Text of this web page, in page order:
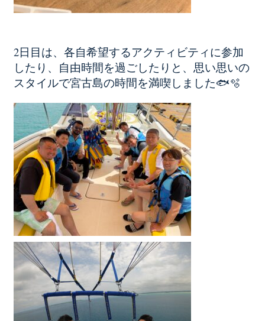
2日目は、各自希望するアクティビティに参加
したり、自由時間を過ごしたりと、思い思いの
スタイルで宮古島の時間を満喫しました🐟🫧